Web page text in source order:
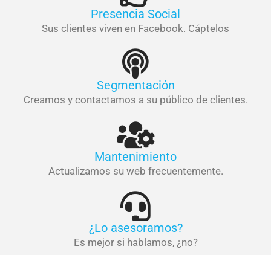
Presencia Social
Sus clientes viven en Facebook. Cáptelos
Segmentación
Creamos y contactamos a su público de clientes.
Mantenimiento
Actualizamos su web frecuentemente.
¿Lo asesoramos?
Es mejor si hablamos, ¿no?